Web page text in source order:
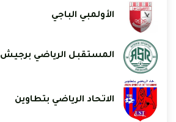
الأولمبي الباجي
المستقبل الرياضي برجيش
الاتحاد الرياضي بتطاوين